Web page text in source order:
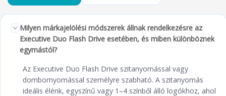
Milyen márkajelölési módszerek állnak rendelkezésre az
Executive Duo Flash Drive esetében, és miben különböznek
egymástól?
Az Executive Duo Flash Drive szitanyomással vagy
dombornyomással személyre szabható. A szitanyomás
ideális élénk, egyszínű vagy 1–4 színből álló logókhoz, ahol